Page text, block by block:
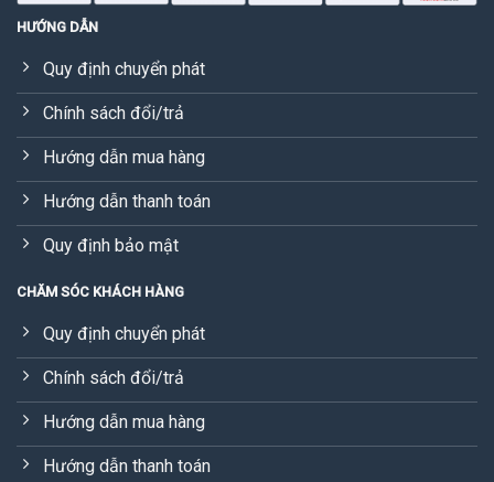
HƯỚNG DẪN
Quy định chuyển phát
Chính sách đổi/trả
Hướng dẫn mua hàng
Hướng dẫn thanh toán
Quy định bảo mật
CHĂM SÓC KHÁCH HÀNG
Quy định chuyển phát
Chính sách đổi/trả
Hướng dẫn mua hàng
Hướng dẫn thanh toán